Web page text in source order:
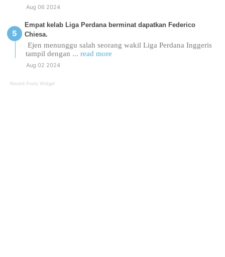
Aug 06 2024
Empat kelab Liga Perdana berminat dapatkan Federico
Chiesa.
Ejen menunggu salah seorang wakil Liga Perdana Inggeris
tampil dengan ... read more
Aug 02 2024
Recent Posts Widget